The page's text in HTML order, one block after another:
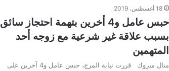
18 أغسطس، 2019
حبس عامل و4 أخرين بتهمة احتجاز سائق
بسبب علاقة غير شرعية مع زوجه أحد
المتهمين
منال مبروك قررت نيابة المرج، حبس عامل و4 آخرين على